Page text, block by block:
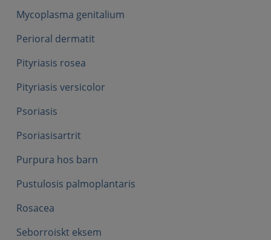
Mycoplasma genitalium
Perioral dermatit
Pityriasis rosea
Pityriasis versicolor
Psoriasis
Psoriasisartrit
Purpura hos barn
Pustulosis palmoplantaris
Rosacea
Seborroiskt eksem